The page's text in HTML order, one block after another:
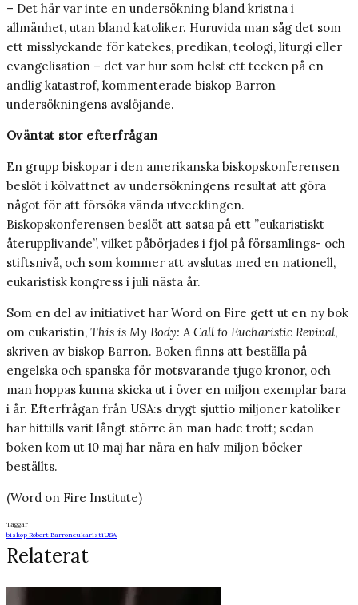
– Det här var inte en undersökning bland kristna i
allmänhet, utan bland katoliker. Huruvida man såg det som
ett misslyckande för katekes, predikan, teologi, liturgi eller
evangelisation – det var hur som helst ett tecken på en
andlig katastrof, kommenterade biskop Barron
undersökningens avslöjande.
Oväntat stor efterfrågan
En grupp biskopar i den amerikanska biskopskonferensen
beslöt i kölvattnet av undersökningens resultat att göra
något för att försöka vända utvecklingen.
Biskopskonferensen beslöt att satsa på ett ”eukaristiskt
återupplivande”, vilket påbörjades i fjol på församlings- och
stiftsnivå, och som kommer att avslutas med en nationell,
eukaristisk kongress i juli nästa år.
Som en del av initiativet har Word on Fire gett ut en ny bok
om eukaristin, This is My Body: A Call to Eucharistic Revival,
skriven av biskop Barron. Boken finns att beställa på
engelska och spanska för motsvarande tjugo kronor, och
man hoppas kunna skicka ut i över en miljon exemplar bara
i år. Efterfrågan från USA:s drygt sjuttio miljoner katoliker
har hittills varit långt större än man hade trott; sedan
boken kom ut 10 maj har nära en halv miljon böcker
beställts.
(Word on Fire Institute)
Taggar
biskop Robert BarroneukaristiUSA
Relaterat